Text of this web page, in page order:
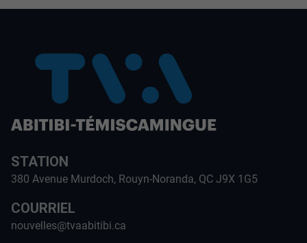
STATION
380 Avenue Murdoch, Rouyn-Noranda, QC J9X 1G5
COURRIEL
nouvelles@tvaabitibi.ca